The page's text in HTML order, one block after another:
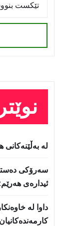
لە بەڵێنەکانی
سه‌رۆكی
ئیدارەی
داوا لە